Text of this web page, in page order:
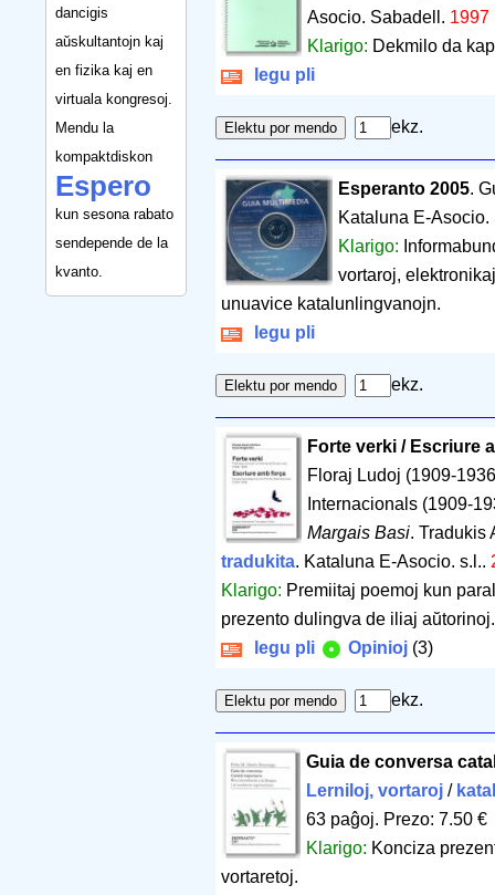
dancigis
aŭskultantojn kaj
en fizika kaj en
virtuala kongresoj.
Mendu la
kompaktdiskon
Espero
kun sesona rabato
sendepende de la
kvanto.
Asocio. Sabadell. 1997
Klarigo: Dekmilo da
legu pli
ekz.
Esperanto 2005.
Kataluna E-
Klarigo:
vortaroj,
unuavice katalunlingvanojn.
legu pli
ekz.
Forte verki / Escriure
Floraj Ludoj (1909-
Internacionals (1909-
Margais Basi. Tradukis
tradukita. Kataluna E-Asocio. s.l..
Klarigo: Premiitaj poemoj kun
prezento dulingva de iliaj aŭtorinoj.
legu pli
Opinioj (3)
ekz.
Guia de conversa
Lerniloj, vortaroj/
63 paĝoj. Prezo: 7.50 €
Klarigo: Konciza
vortaretoj.